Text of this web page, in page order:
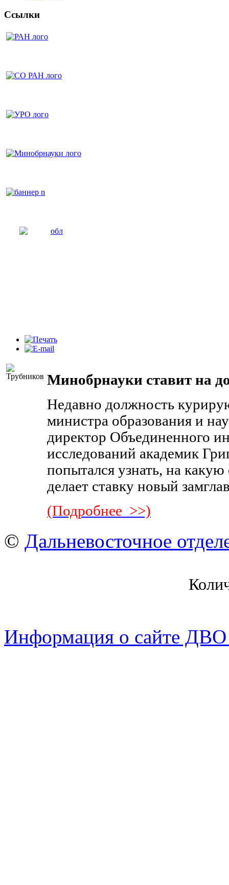
Ссылки
Минобрнауки ставит на
Недавно должность
министра образования и
директор Объединенного
исследований академик
попытался узнать, на
делает ставку новый
(Подробнее >>)
© Дальневосточное
Информация о сайте